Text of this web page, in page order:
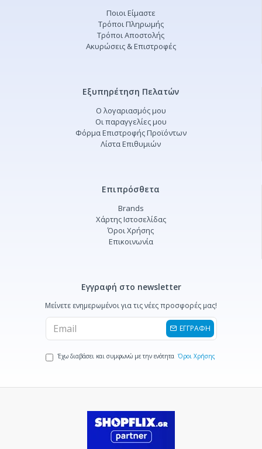
Ποιοι Είμαστε
Τρόποι Πληρωμής
Τρόποι Αποστολής
Ακυρώσεις & Επιστροφές
Εξυπηρέτηση Πελατών
Ο λογαριασμός μου
Οι παραγγελίες μου
Φόρμα Επιστροφής Προϊόντων
Λίστα Επιθυμιών
Επιπρόσθετα
Brands
Χάρτης Ιστοσελίδας
Όροι Χρήσης
Επικοινωνία
Εγγραφή στο newsletter
Μείνετε ενημερωμένοι για τις νέες προσφορές μας!
ΕΓΓΡΑΦΗ
Έχω διαβάσει και συμφωνώ με την ενότητα Όροι Χρήσης